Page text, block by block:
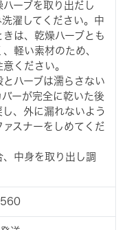
ーブを取り出だし
濯してください。中
は、乾燥ハーブとも
軽い素材のため、
ください。
とハーブは濡らさない
ーが完全に乾いた後
し、外に漏れないよう
ァスナーをしめてくだ
、中身を取り出し調